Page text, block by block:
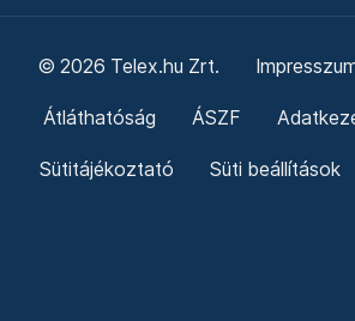
© 2026 Telex.hu Zrt.
Átláthatóság ÁSZF
Sütitájékoztató Süti beállítások